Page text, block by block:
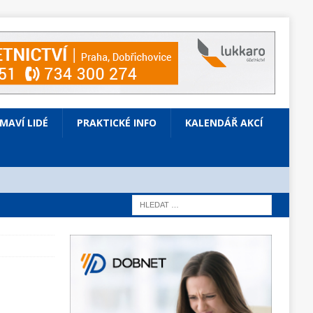
LIDÉ PRAKTICKÉ INFO KALENDÁŘ AKCÍ